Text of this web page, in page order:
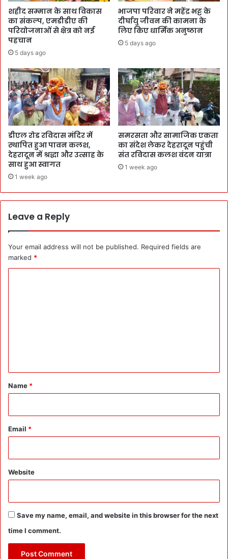
शहीद सम्मान के साथ विकास
का संकल्प, एमडीडीए की
परियोजनाओं से क्षेत्र को नई
पहचान
5 days ago
भाजपा परिवार ने महेंद्र भट्ट के
दीर्घायु जीवन की कामना के
लिए किए धार्मिक अनुष्ठान
5 days ago
डीएल रोड रविदास मंदिर में
स्थापित हुआ पावन कलश,
देहरादून में श्रद्धा और उत्साह के
साथ हुआ स्वागत
1 week ago
समरसता और सामाजिक एकता
का संदेश लेकर देहरादून पहुंची
संत रविदास कलश वंदन यात्रा
1 week ago
Leave a Reply
Your email address will not be published. Required fields are
marked *
*
Name *
Email *
Website
Save my name, email, and website in this browser for the next
time I comment.